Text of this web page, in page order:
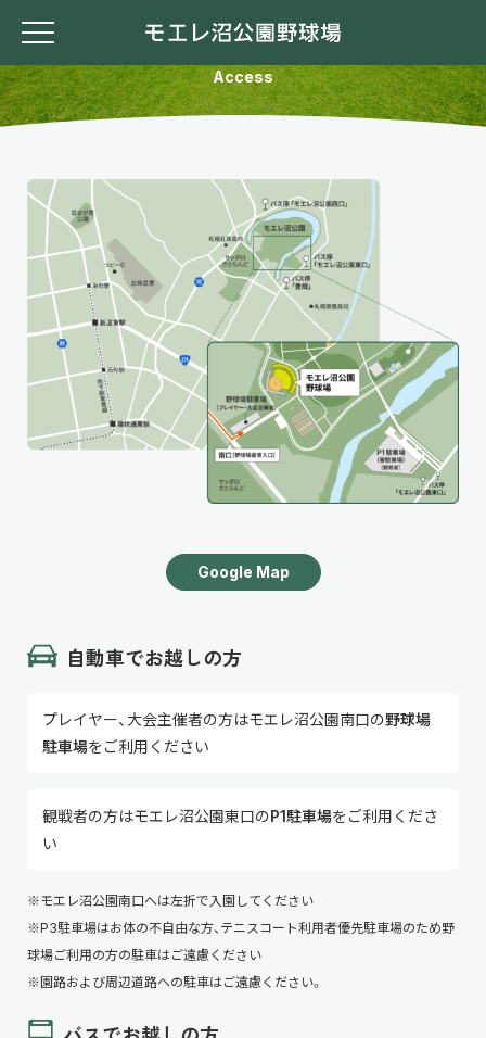
アクセス
Access
Google Map
自動車でお越しの方
プレイヤー、大会主催者の方はモエレ沼公園南口の野球場
駐車場をご利用ください
観戦者の方はモエレ沼公園東口のP1駐車場をご利用くださ
い
※モエレ沼公園南口へは左折で入園してください
※P3駐車場はお体の不自由な方、テニスコート利用者優先駐車場のため野
球場ご利用の方の駐車はご遠慮ください
※園路および周辺道路への駐車はご遠慮ください。